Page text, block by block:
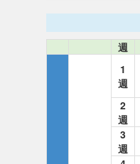
週
1
週
2
週
3
週